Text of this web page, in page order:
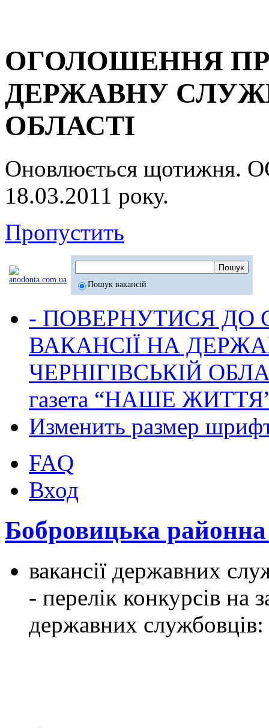
ОГОЛОШЕННЯ
ДЕРЖАВНУ
ОБЛАСТІ
Оновлюється
18.03.2011 року.
Пропустить
Пошук вакансій
- ПОВЕРНУТИСЯ ДО
ВАКАНСІЇ НА
ЧЕРНІГІВСЬКІЙ
газета “НАШЕ
Изменить размер
FAQ
Вход
Бобровицька
вакансії державних
- перелік конкурсів на
державних службовців: